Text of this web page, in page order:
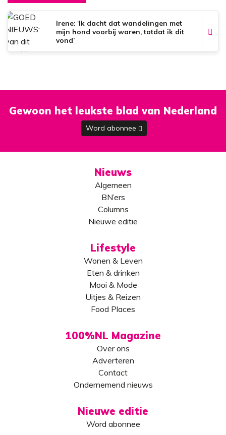
Irene: ‘Ik dacht dat wandelingen met
mijn hond voorbij waren, totdat ik dit
vond’
Gewoon het leukste blad van Nederland
Word abonnee
Nieuws
Algemeen
BN’ers
Columns
Nieuwe editie
Lifestyle
Wonen & Leven
Eten & drinken
Mooi & Mode
Uitjes & Reizen
Food Places
100%NL Magazine
Over ons
Adverteren
Contact
Ondernemend nieuws
Nieuwe editie
Word abonnee